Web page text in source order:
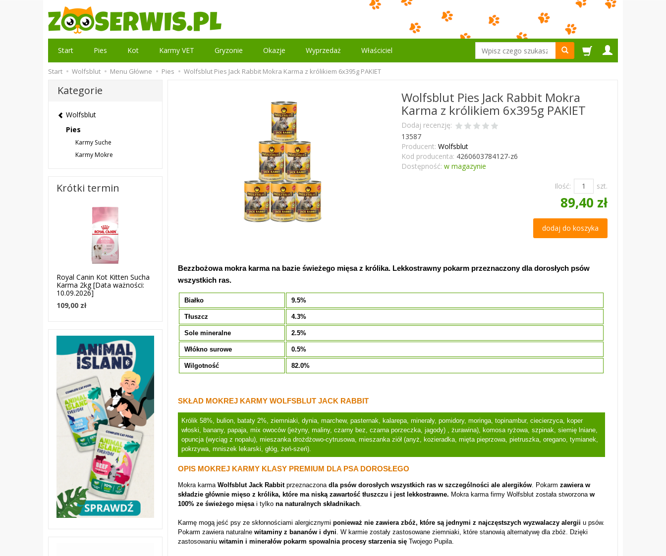
Wyszukaj
Start Pies Kot Karmy VET Gryzonie Okazje Wyprzedaż Właściciel
Start Wolfsblut Menu Główne Pies Wolfsblut Pies Jack Rabbit Mokra Karma z królikiem 6x395g PAKIET
Wolfsblut Pies Jack Rabbit Mokra
Karma z królikiem 6x395g PAKIET
Dodaj recenzję:
13587
Producent: Wolfsblut
Kod producenta: 4260603784127-z6
Dostępność: w magazynie
Ilość: szt.
89,40 zł
dodaj do koszyka
Bezzbożowa mokra karma na bazie świeżego mięsa z królika. Lekkostrawny pokarm przeznaczony dla dorosłych psów
wszystkich ras.
Białko 9.5%
Tłuszcz 4.3%
Sole mineralne 2.5%
Włókno surowe 0.5%
Wilgotność 82.0%
SKŁAD MOKREJ KARMY WOLFSBLUT JACK RABBIT
Królik 58%, bulion, bataty 2%, ziemniaki, dynia, marchew, pasternak, kalarepa, minerały, pomidory, moringa, topinambur, ciecierzyca, koper
włoski, banany, papaja, mix owoców (jeżyny, maliny, czarny bez, czarna porzeczka, jagody) , żurawina), komosa ryżowa, szpinak, siemię lniane,
opuncja (wyciąg z nopalu), mieszanka drożdżowo-cytrusowa, mieszanka ziół (anyż, kozieradka, mięta pieprzowa, pietruszka, oregano, tymianek,
pokrzywa, mniszek lekarski, głóg, żeń-szeń).
OPIS MOKREJ KARMY KLASY PREMIUM DLA PSA DOROSŁEGO
Mokra karmaWolfsblut Jack Rabbitprzeznaczonadla psów dorosłych wszystkich ras w szczególności ale alergików. Pokarm zawiera w
składzie głównie mięso z królika, które ma niską zawartość tłuszczu i jest lekkostrawne. Mokra karma firmy Wolfsblut została stworzonaw
100% ze świeżego mięsai tylkona naturalnych składnikach.
Karmę mogą jeść psy ze skłonnościami alergicznymiponieważ nie zawiera zbóż, które są jednymi z najczęstszych wyzwalaczy alergii u psów.
Pokarm zawiera naturalnewitaminy z bananów i dyni. W karmie zostały zastosowane ziemniaki, które stanowią alternatywę dla zbóż. Dzięki
zastosowaniuwitamin i minerałów pokarm spowalnia procesy starzenia się Twojego Pupila.
Kategorie
Wolfsblut
Pies
Karmy Suche
Karmy Mokre
Krótki termin
Royal Canin Kot Kitten Sucha
Karma 2kg [Data ważności:
10.09.2026]
109,00 zł